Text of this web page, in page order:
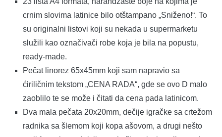
crnim slovima latinice bilo otštampano „Sniženo!“. To
su originalni listovi koji su nekada u supermarketu
služili kao označivači robe koja je bila na popustu,
ready-made.
Pečat linorez 65x45mm koji sam napravio sa
ćiriličnim tekstom „CENA RADA“, gde se ovo D malo
zaoblilo te se može i čitati da cena pada latinicom.
Dva mala pečata 20x20mm, dečije igračke sa crtežom
radnika sa šlemom koji kopa ašovom, a drugi nešto